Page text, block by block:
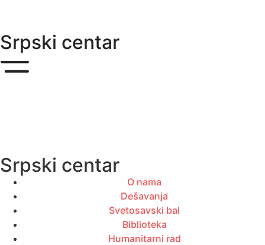
Srpski centar
Srpski centar
O nama
Dešavanja
Svetosavski bal
Biblioteka
Humanitarni rad